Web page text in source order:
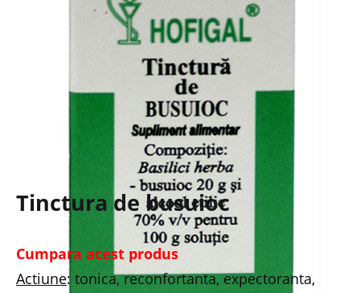
Tinctura de busuioc
Cumpara acest produs
Actiune: tonica, reconfortanta, expectoranta,